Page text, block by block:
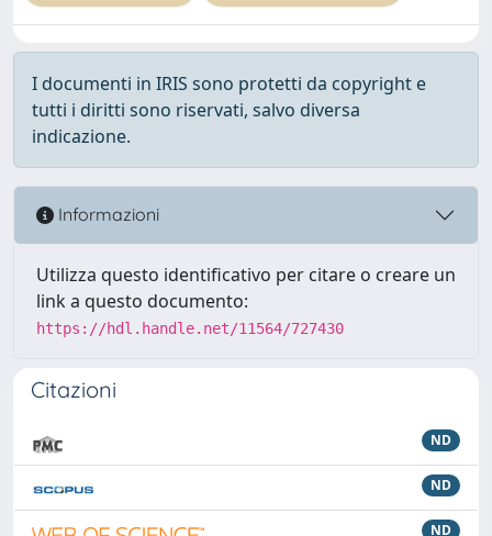
I documenti in IRIS sono protetti da copyright e
tutti i diritti sono riservati, salvo diversa
indicazione.
Informazioni
Utilizza questo identificativo per citare o creare un
link a questo documento:
https://hdl.handle.net/11564/727430
Citazioni
ND
ND
ND